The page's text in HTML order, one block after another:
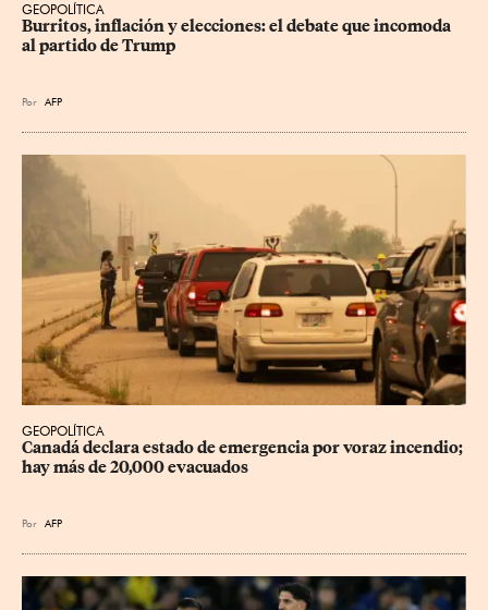
GEOPOLÍTICA
Burritos, inflación y elecciones: el debate que incomoda
al partido de Trump
Por AFP
GEOPOLÍTICA
Canadá declara estado de emergencia por voraz incendio;
hay más de 20,000 evacuados
Por AFP